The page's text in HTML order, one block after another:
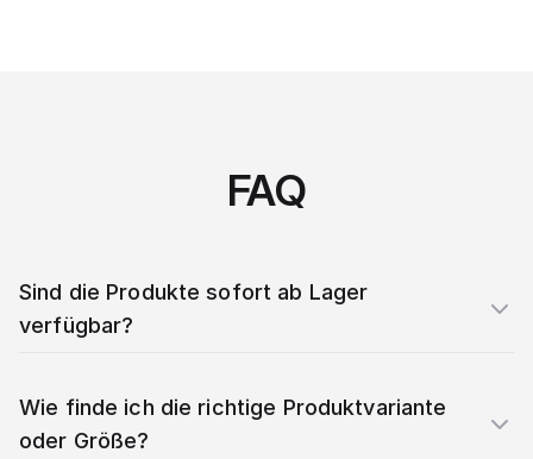
FAQ
Sind die Produkte sofort ab Lager
verfügbar?
Wie finde ich die richtige Produktvariante
oder Größe?